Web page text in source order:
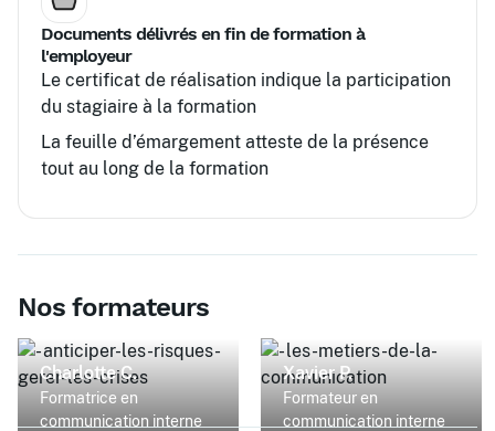
Documents délivrés en fin de formation à
l'employeur
Le certificat de réalisation indique la participation
du stagiaire à la formation
La feuille d’émargement atteste de la présence
tout au long de la formation
Nos formateurs
Charlotte C.
Formatrice en
communication interne
Xavier P.
Formateur en
communication interne